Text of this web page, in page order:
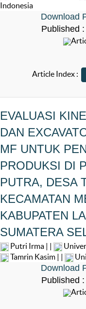
Indonesia
Download
Published
Article Index :
EVALUASI
DAN
MF UNTUK
PRODUKSI DI
PUTRA, DESA
KECAMATAN
KABUPATEN
SUMATERA
Putri Irma | |
Tamrin Kasim | |
Download
Published